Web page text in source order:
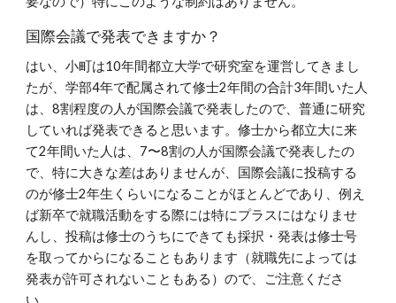
国際会議で発表できますか？
はい、小町は10年間都立大学で研究室を運営してきまし
たが、学部4年で配属されて修士2年間の合計3年間いた人
は、8割程度の人が国際会議で発表したので、普通に研究
していれば発表できると思います。修士から都立大に来
て2年間いた人は、7〜8割の人が国際会議で発表したの
で、特に大きな差はありませんが、国際会議に投稿する
のが修士2年生くらいになることがほとんどであり、例え
ば新卒で就職活動をする際には特にプラスにはなりませ
んし、投稿は修士のうちにできても採択・発表は修士号
を取ってからになることもあります（就職先によっては
発表が許可されないこともある）ので、ご注意くださ